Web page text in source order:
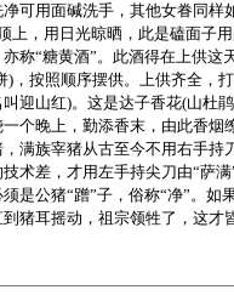
可用面碱洗手，其他女眷同
上，用日光晾晒，此是磕面子
称“糖黄酒”。此酒得在上供
)，按照顺序摆供。上供齐全，
迎山红)。这是达子香花(山杜
个晚上，勤添香末，由此香烟
族宰猪从古至今不用右手持
术差，才用左手持尖刀由“萨
是公猪“蹭”子，俗称“净”。
猪耳摇动，祖宗领牲了，这才